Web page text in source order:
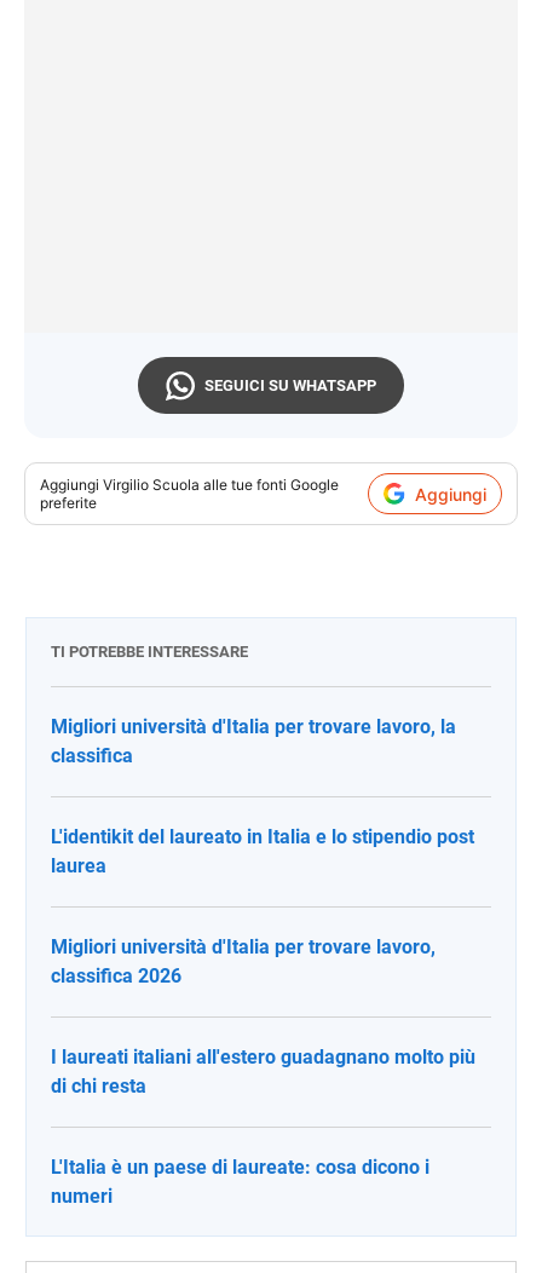
SEGUICI SU WHATSAPP
Aggiungi Virgilio Scuola alle tue fonti Google
preferite
Aggiungi
TI POTREBBE INTERESSARE
Migliori università d'Italia per trovare lavoro, la
classifica
L'identikit del laureato in Italia e lo stipendio post
laurea
Migliori università d'Italia per trovare lavoro,
classifica 2026
I laureati italiani all'estero guadagnano molto più
di chi resta
L'Italia è un paese di laureate: cosa dicono i
numeri